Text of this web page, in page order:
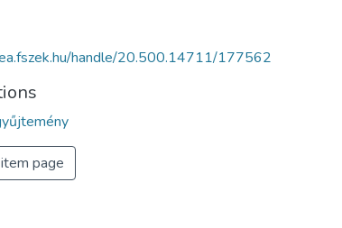
handle/20.500.14711/177562
page